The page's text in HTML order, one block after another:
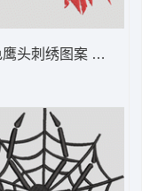
头刺绣图案 凶猛的